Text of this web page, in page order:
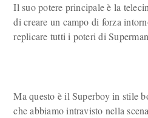
Il suo potere principale è la
di creare un campo di forza
replicare tutti i poteri di
Ma questo è il Superboy in stile
che abbiamo intravisto nella